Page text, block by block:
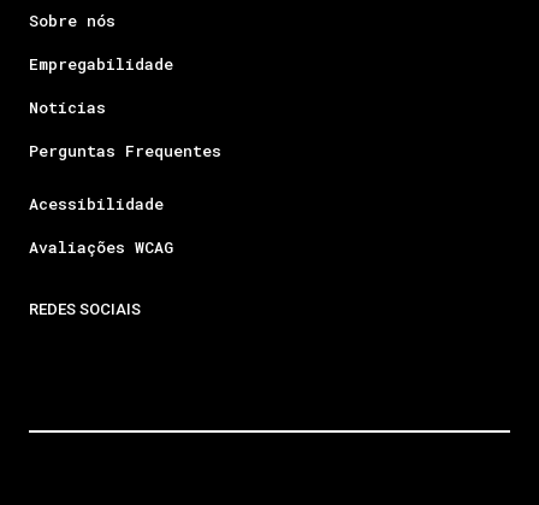
Sobre nós
Empregabilidade
Notícias
Perguntas Frequentes
Acessibilidade
Avaliações WCAG
REDES SOCIAIS